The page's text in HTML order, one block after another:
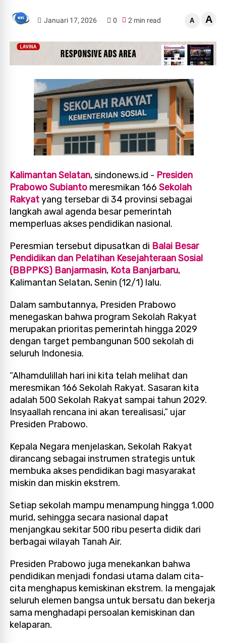
Januari 17, 2026 0 2 min read A A
Kalimantan Selatan, sindonews.id - Presiden
Prabowo Subianto meresmikan 166Sekolah
Rakyatyang tersebar di 34 provinsi sebagai
langkah awal agenda besar pemerintah
memperluas akses pendidikan nasional.
Peresmian tersebut dipusatkan di Balai Besar
Pendidikan dan Pelatihan Kesejahteraan Sosial
(BBPPKS) Banjarmasin, Kota Banjarbaru,
Kalimantan Selatan, Senin (12/1) lalu.
Dalam sambutannya, Presiden Prabowo
menegaskan bahwa program Sekolah Rakyat
merupakan prioritas pemerintah hingga 2029
dengan target pembangunan 500 sekolah di
seluruh Indonesia.
“Alhamdulillah hari ini kita telah melihat dan
meresmikan 166 Sekolah Rakyat. Sasaran kita
adalah 500 Sekolah Rakyat sampai tahun 2029.
Insyaallah rencana ini akan terealisasi,” ujar
Presiden Prabowo.
Kepala Negara menjelaskan, Sekolah Rakyat
dirancang sebagai instrumen strategis untuk
membuka akses pendidikan bagi masyarakat
miskin dan miskin ekstrem.
Setiap sekolah mampu menampung hingga 1.000
murid, sehingga secara nasional dapat
menjangkau sekitar 500 ribu peserta didik dari
berbagai wilayah Tanah Air.
Presiden Prabowo juga menekankan bahwa
pendidikan menjadi fondasi utama dalam cita-
cita menghapus kemiskinan ekstrem. Ia mengajak
seluruh elemen bangsa untuk bersatu dan bekerja
sama menghadapi persoalan kemiskinan dan
kelaparan.